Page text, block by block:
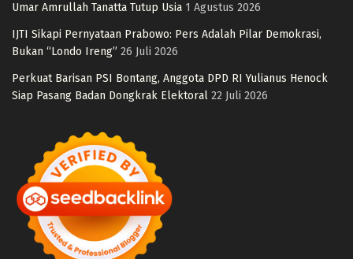
Umar Amrullah Tanatta Tutup Usia 1 Agustus 2026
IJTI Sikapi Pernyataan Prabowo: Pers Adalah Pilar Demokrasi,
Bukan “Londo Ireng” 26 Juli 2026
Perkuat Barisan PSI Bontang, Anggota DPD RI Yulianus Henock
Siap Pasang Badan Dongkrak Elektoral 22 Juli 2026